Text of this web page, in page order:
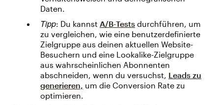
Daten.
Tipp: Du kannst A/B-Tests durchführen, um
zu vergleichen, wie eine benutzerdefinierte
Zielgruppe aus deinen aktuellen Website-
Besuchern und eine Lookalike-Zielgruppe
aus wahrscheinlichen Abonnenten
abschneiden, wenn du versuchst, Leads zu
generieren, um die Conversion Rate zu
optimieren.